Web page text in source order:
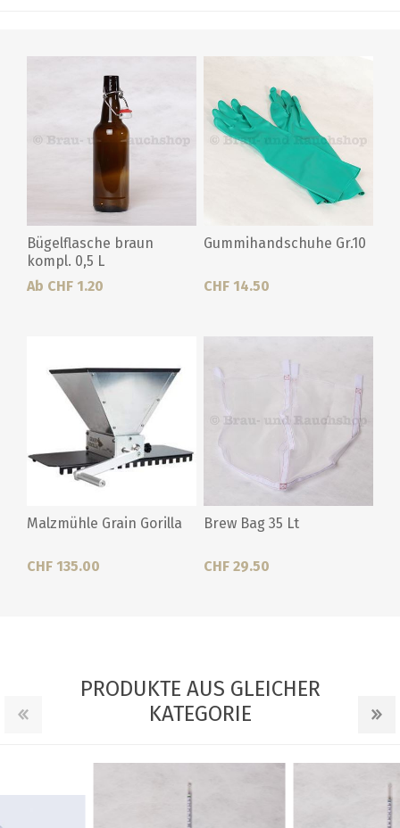
Bügelflasche braun
kompl. 0,5 L
Ab CHF 1.20
Gummihandschuhe Gr.10
CHF 14.50
Malzmühle Grain Gorilla
CHF 135.00
Brew Bag 35 Lt
CHF 29.50
PRODUKTE AUS GLEICHER
KATEGORIE